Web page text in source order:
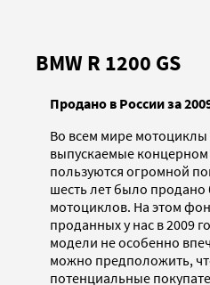
BMW R 1200 GS
Продано в России за
Во всем мире мотоциклы
выпускаемые концерном
пользуются огромной
шесть лет было продано
мотоциклов. На этом
проданных у нас в 2009
модели не особенно
можно предположить,
потенциальные